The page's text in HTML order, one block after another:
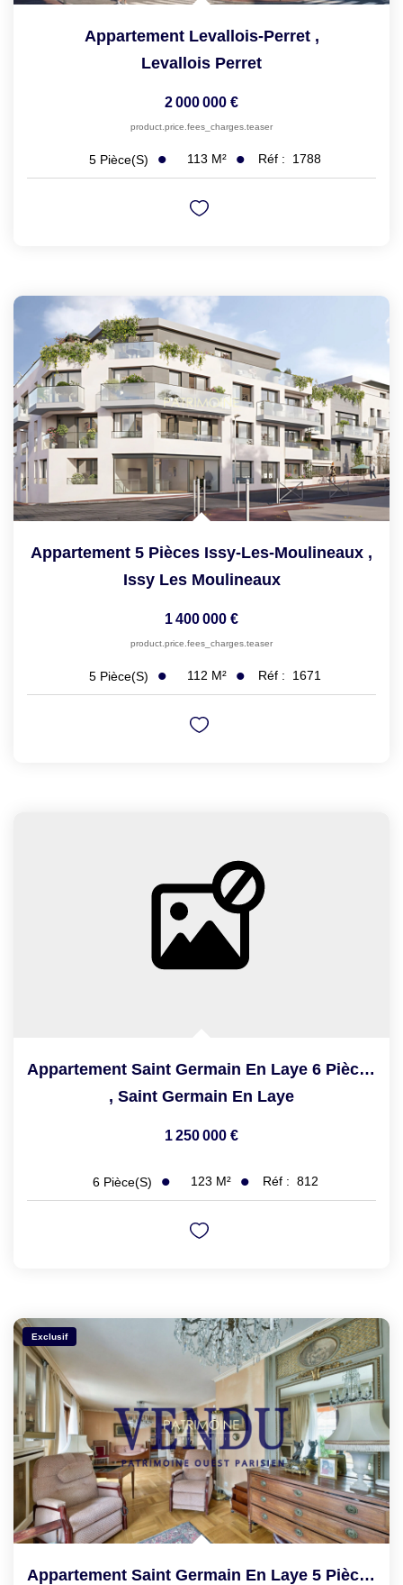
Appartement Levallois-Perret ,
Levallois Perret
2 000 000 €
product.price.fees_charges.teaser
5 Pièce(s) 113 M² Réf : 1788
Appartement 5 Pièces Issy-Les-Moulineaux ,
Issy Les Moulineaux
1 400 000 €
product.price.fees_charges.teaser
5 Pièce(s) 112 M² Réf : 1671
Appartement Saint Germain En Laye 6 Pièce(s) 123.20 M2
, Saint Germain En Laye
1 250 000 €
6 Pièce(s) 123 M² Réf : 812
Exclusif
Appartement Saint Germain En Laye 5 Pièce(s)